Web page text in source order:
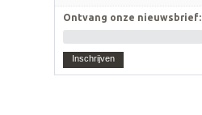
Ontvang onze nieuwsbrief:
Inschrijven